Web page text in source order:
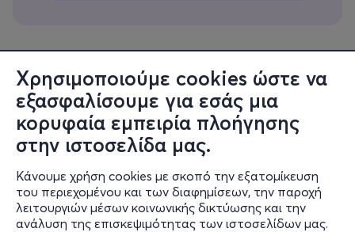
Χρησιμοποιούμε cookies ώστε να
εξασφαλίσουμε για εσάς μια
κορυφαία εμπειρία πλοήγησης
στην ιστοσελίδα μας.
Κάνουμε χρήση cookies με σκοπό την εξατομίκευση
του περιεχομένου και των διαφημίσεων, την παροχή
λειτουργιών μέσων κοινωνικής δικτύωσης και την
ανάλυση της επισκεψιμότητας των ιστοσελίδων μας.
Πληροφορίες
Υποστήριξη
Stay Connected